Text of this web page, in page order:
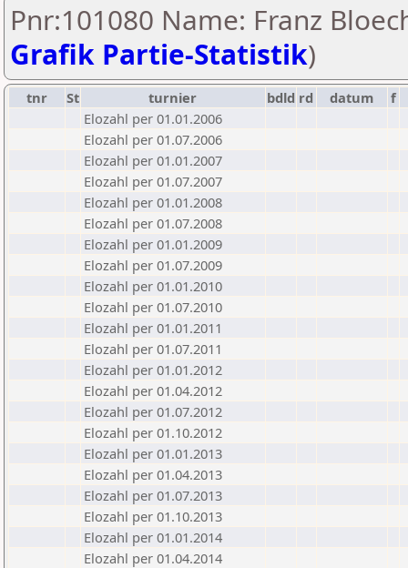
Pnr:101080 Name: Franz
Grafik Partie-Statistik)
tnr St turnier bdld rd datum
f
Elozahl per 01.01.2006
Elozahl per 01.07.2006
Elozahl per 01.01.2007
Elozahl per 01.07.2007
Elozahl per 01.01.2008
Elozahl per 01.07.2008
Elozahl per 01.01.2009
Elozahl per 01.07.2009
Elozahl per 01.01.2010
Elozahl per 01.07.2010
Elozahl per 01.01.2011
Elozahl per 01.07.2011
Elozahl per 01.01.2012
Elozahl per 01.04.2012
Elozahl per 01.07.2012
Elozahl per 01.10.2012
Elozahl per 01.01.2013
Elozahl per 01.04.2013
Elozahl per 01.07.2013
Elozahl per 01.10.2013
Elozahl per 01.01.2014
Elozahl per 01.04.2014